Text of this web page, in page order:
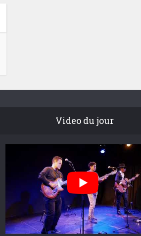
Video du jour